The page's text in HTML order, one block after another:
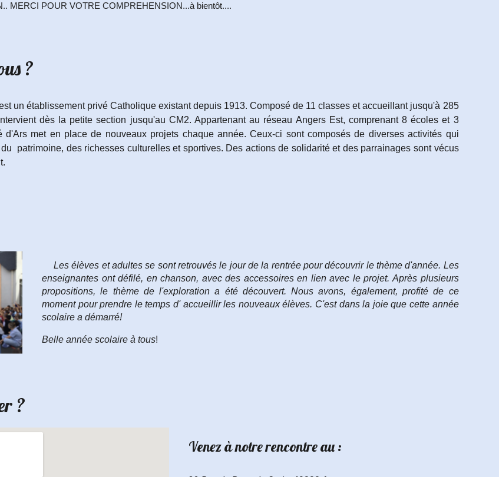
MERCI POUR VOTRE COMPREHENSION...à bientôt....
?
un établissement privé Catholique existant depuis 1913. Composé de 11 classes et accueillant jusqu'à 285
dès la petite section jusqu'au CM2. Appartenant au réseau Angers Est, comprenant 8 écoles et 3
d'Ars met en place de nouveaux projets chaque année. Ceux-ci sont composés de diverses activités qui
patrimoine, des richesses culturelles et sportives. Des actions de solidarité et des parrainages sont vécus
Les élèves et adultes se sont retrouvés le jour de la rentrée pour découvrir le thème d'année. Les
enseignantes ont défilé, en chanson, avec des accessoires en lien avec le projet. Après plusieurs
propositions, le thème de l'exploration a été découvert. Nous avons, également, profité de ce
moment pour prendre le temps d' accueillir les nouveaux élèves. C'est dans la joie que cette année
scolaire a démarré!
Belle année scolaire à tous!
?
Venez à notre rencontre au :